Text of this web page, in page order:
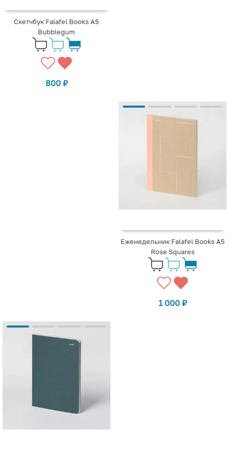
Скетчбук Falafel Books А5
Bubblegum
800 ₽
Еженедельник Falafel Books А5
Rose Squares
1 000 ₽